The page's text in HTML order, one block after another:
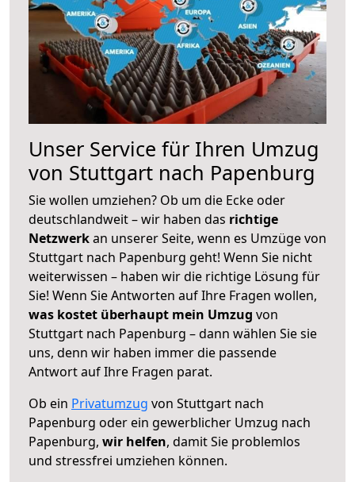
Unser Service für Ihren Umzug
von Stuttgart nach Papenburg
Sie wollen umziehen? Ob um die Ecke oder
deutschlandweit – wir haben das richtige
Netzwerkan unserer Seite, wenn es Umzüge von
Stuttgart nach Papenburg geht! Wenn Sie nicht
weiterwissen – haben wir die richtige Lösung für
Sie! Wenn Sie Antworten auf Ihre Fragen wollen,
was kostet überhaupt mein Umzug von
Stuttgart nach Papenburg – dann wählen Sie sie
uns, denn wir haben immer die passende
Antwort auf Ihre Fragen parat.
Ob ein Privatumzug von Stuttgart nach
Papenburg oder ein gewerblicher Umzug nach
Papenburg, wir helfen, damit Sie problemlos
und stressfrei umziehen können.